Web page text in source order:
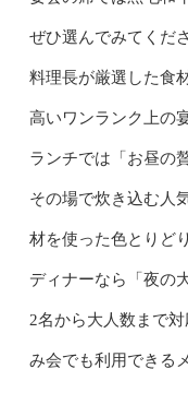
ぜひ選んでみてくだ
料理長が厳選した食
高いワンランク上の
ランチでは「お昼の
その場で炊き込む人
材を使った色とりど
ディナーなら「夜の
2名から大人数まで
み会でも利用できる